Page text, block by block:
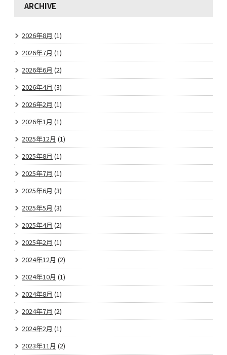
ARCHIVE
2026年8月 (1)
2026年7月 (1)
2026年6月 (2)
2026年4月 (3)
2026年2月 (1)
2026年1月 (1)
2025年12月 (1)
2025年8月 (1)
2025年7月 (1)
2025年6月 (3)
2025年5月 (3)
2025年4月 (2)
2025年2月 (1)
2024年12月 (2)
2024年10月 (1)
2024年8月 (1)
2024年7月 (2)
2024年2月 (1)
2023年11月 (2)